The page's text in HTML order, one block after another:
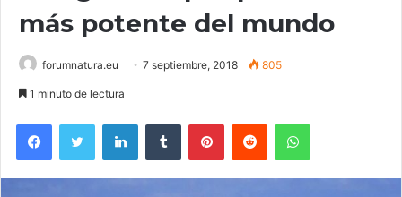
más potente del mundo
forumnatura.eu 7 septiembre, 2018 805
1 minuto de lectura
FacebookTwitter LinkedInTumblr PinterestReddit WhatsApp